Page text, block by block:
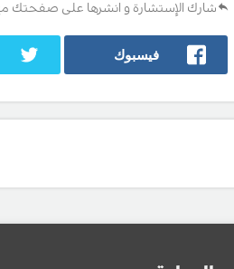
شارك الإستشارة و انشرها على صفحتك
فيسبوك